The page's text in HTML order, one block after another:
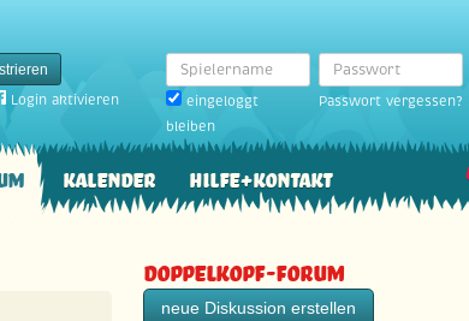
Login aktivieren
Spielername
eingeloggt
bleiben
Passwort
Passwort vergessen?
Kalender Hilfe+Kontakt
Doppelkopf-Forum
neue Diskussion erstellen